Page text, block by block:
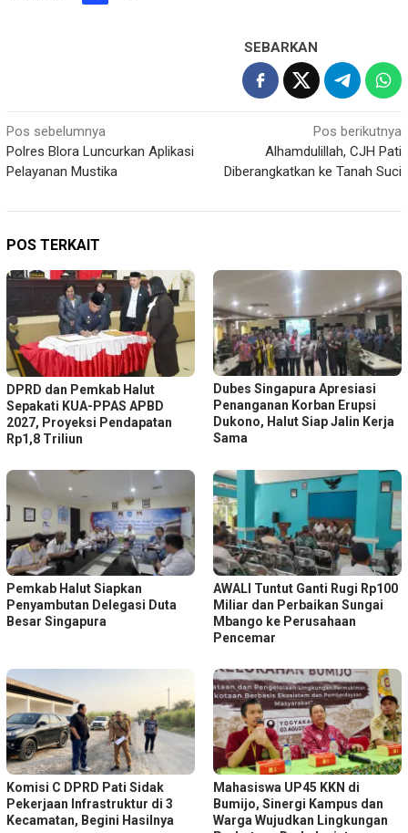
SEBARKAN
Navigasi
pos
Pos sebelumnya
Polres Blora Luncurkan Aplikasi
Pelayanan Mustika
Pos berikutnya
Alhamdulillah, CJH Pati
Diberangkatkan ke Tanah Suci
POS TERKAIT
DPRD dan Pemkab Halut
Sepakati KUA-PPAS APBD
2027, Proyeksi Pendapatan
Rp1,8 Triliun
Dubes Singapura Apresiasi
Penanganan Korban Erupsi
Dukono, Halut Siap Jalin Kerja
Sama
Pemkab Halut Siapkan
Penyambutan Delegasi Duta
Besar Singapura
AWALI Tuntut Ganti Rugi Rp100
Miliar dan Perbaikan Sungai
Mbango ke Perusahaan
Pencemar
Komisi C DPRD Pati Sidak
Pekerjaan Infrastruktur di 3
Kecamatan, Begini Hasilnya
Mahasiswa UP45 KKN di
Bumijo, Sinergi Kampus dan
Warga Wujudkan Lingkungan